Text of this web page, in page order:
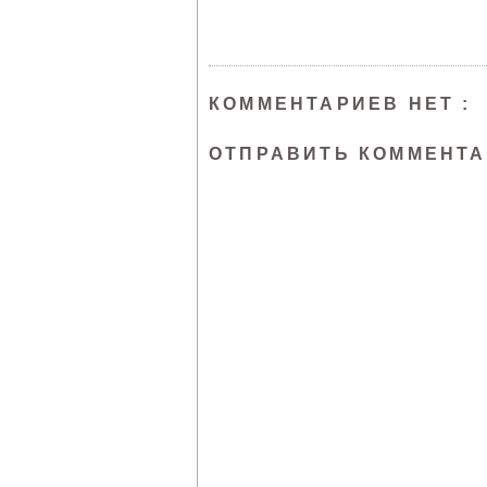
КОММЕНТАРИЕВ НЕТ :
ОТПРАВИТЬ